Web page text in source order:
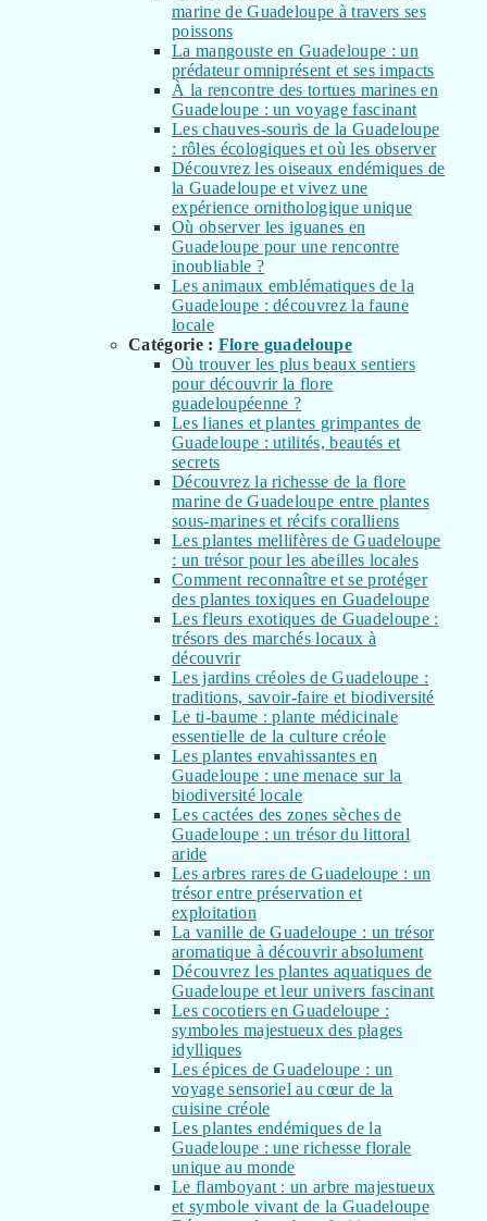
marine de Guadeloupe à travers ses
poissons
La mangouste en Guadeloupe : un
prédateur omniprésent et ses impacts
À la rencontre des tortues marines en
Guadeloupe : un voyage fascinant
Les chauves-souris de la Guadeloupe
: rôles écologiques et où les observer
Découvrez les oiseaux endémiques de
la Guadeloupe et vivez une
expérience ornithologique unique
Où observer les iguanes en
Guadeloupe pour une rencontre
inoubliable ?
Les animaux emblématiques de la
Guadeloupe : découvrez la faune
locale
Catégorie : Flore guadeloupe
Où trouver les plus beaux sentiers
pour découvrir la flore
guadeloupéenne ?
Les lianes et plantes grimpantes de
Guadeloupe : utilités, beautés et
secrets
Découvrez la richesse de la flore
marine de Guadeloupe entre plantes
sous-marines et récifs coralliens
Les plantes mellifères de Guadeloupe
: un trésor pour les abeilles locales
Comment reconnaître et se protéger
des plantes toxiques en Guadeloupe
Les fleurs exotiques de Guadeloupe :
trésors des marchés locaux à
découvrir
Les jardins créoles de Guadeloupe :
traditions, savoir-faire et biodiversité
Le ti-baume : plante médicinale
essentielle de la culture créole
Les plantes envahissantes en
Guadeloupe : une menace sur la
biodiversité locale
Les cactées des zones sèches de
Guadeloupe : un trésor du littoral
aride
Les arbres rares de Guadeloupe : un
trésor entre préservation et
exploitation
La vanille de Guadeloupe : un trésor
aromatique à découvrir absolument
Découvrez les plantes aquatiques de
Guadeloupe et leur univers fascinant
Les cocotiers en Guadeloupe :
symboles majestueux des plages
idylliques
Les épices de Guadeloupe : un
voyage sensoriel au cœur de la
cuisine créole
Les plantes endémiques de la
Guadeloupe : une richesse florale
unique au monde
Le flamboyant : un arbre majestueux
et symbole vivant de la Guadeloupe